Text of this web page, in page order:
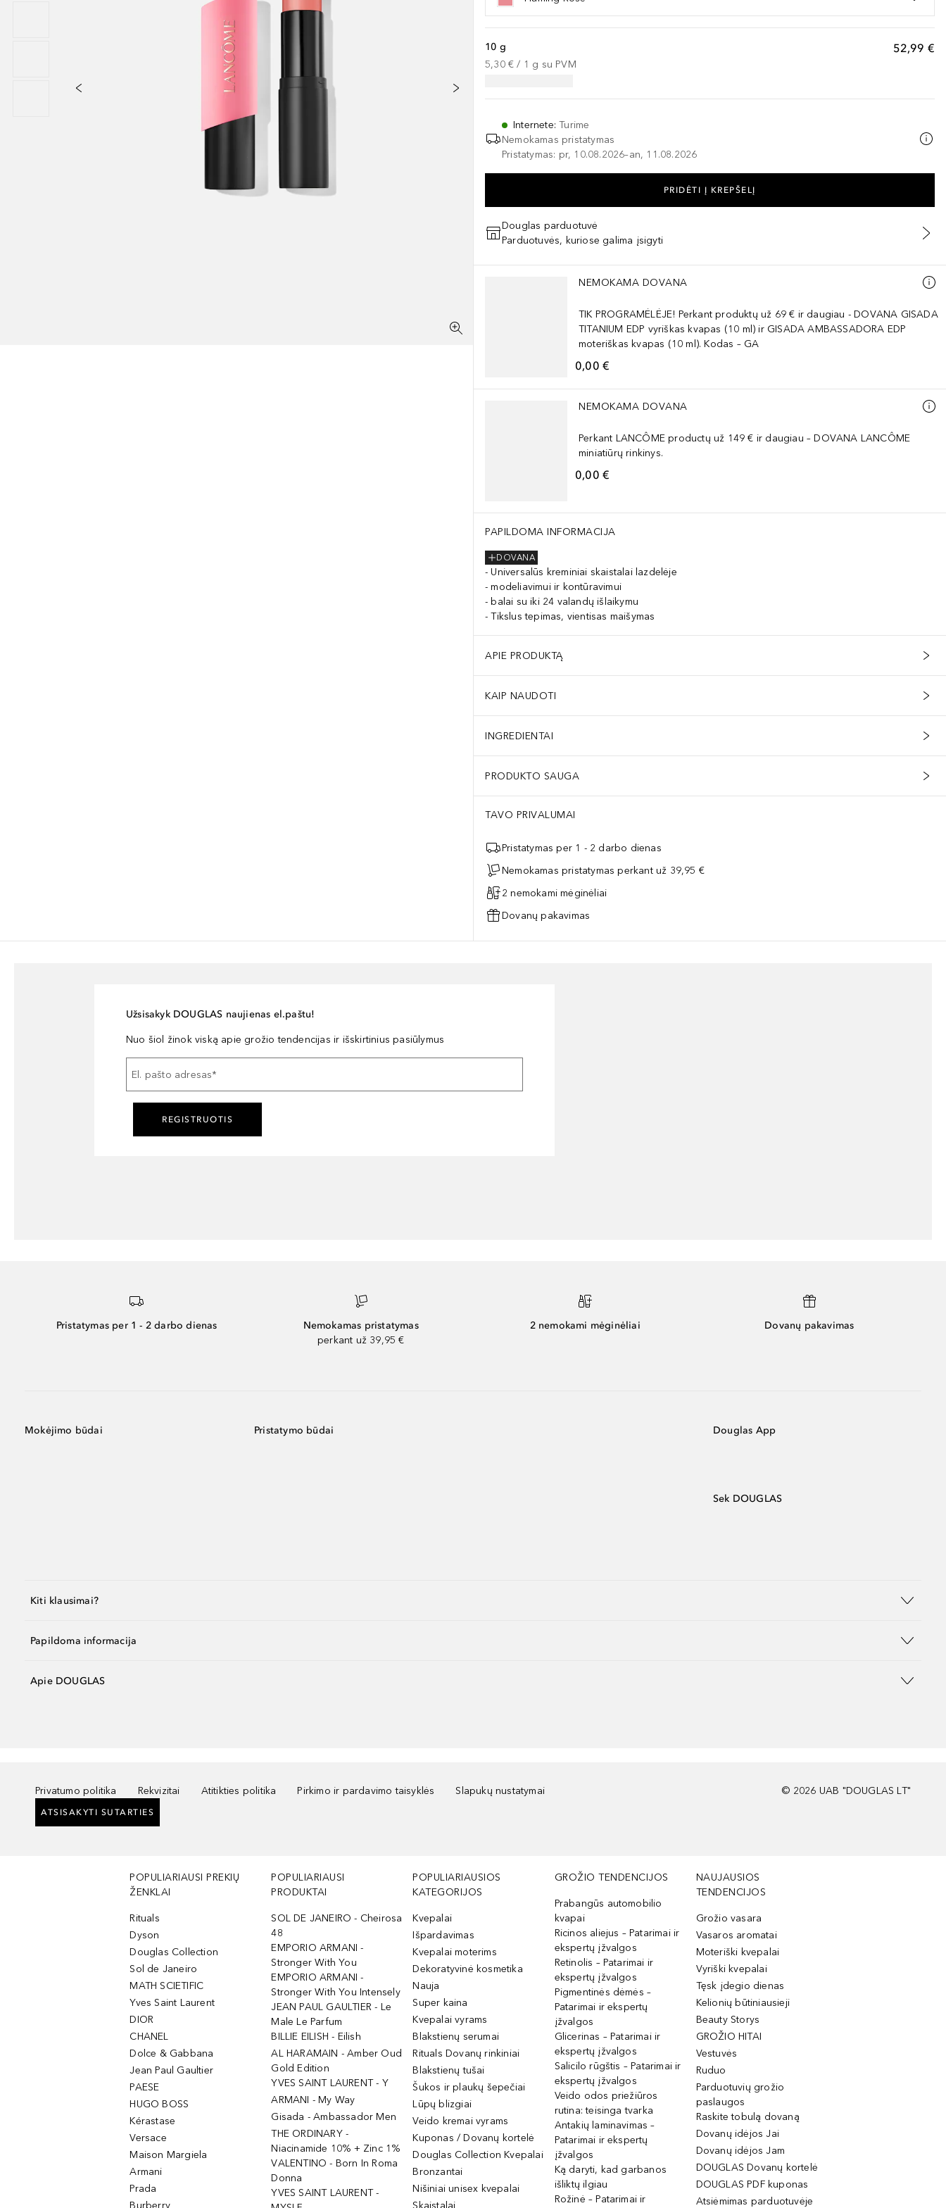
52,99 €
10 g
5,30 € / 1 g su PVM
Internete:Turime
Nemokamas pristatymas
Pristatymas: pr, 10.08.2026–an, 11.08.2026
PRIDĖTI Į KREPŠELĮ
Douglas parduotuvė
Parduotuvės, kuriose galima įsigyti
Praleisti slankiklį
NEMOKAMA DOVANA
TIK PROGRAMĖLĖJE! Perkant produktų už 69 € ir daugiau - DOVANA GISADA
TITANIUM EDP vyriškas kvapas (10 ml) ir GISADA AMBASSADORA EDP
moteriškas kvapas (10 ml). Kodas – GA
0,00 €
Praleisti slankiklį
NEMOKAMA DOVANA
Perkant LANCÔME productų už 149 € ir daugiau – DOVANA LANCÔME
miniatiūrų rinkinys.
0,00 €
PAPILDOMA INFORMACIJA
DOVANA
Universalūs kreminiai skaistalai lazdelėje
modeliavimui ir kontūravimui
balai su iki 24 valandų išlaikymu
Tikslus tepimas, vientisas maišymas
APIE PRODUKTĄ
KAIP NAUDOTI
INGREDIENTAI
PRODUKTO SAUGA
TAVO PRIVALUMAI
Pristatymas per 1 - 2 darbo dienas
Nemokamas pristatymas perkant už 39,95 €
2 nemokami mėginėliai
Dovanų pakavimas
Užsisakyk DOUGLAS naujienas el.paštu!
Nuo šiol žinok viską apie grožio tendencijas ir išskirtinius pasiūlymus
El. pašto adresas*
REGISTRUOTIS
Pristatymas per 1 - 2 darbo dienas
Nemokamas pristatymas
perkant už 39,95 €
2 nemokami mėginėliai Dovanų pakavimas
Mokėjimo būdai Pristatymo būdai Douglas App
Sek DOUGLAS
Kiti klausimai?
Papildoma informacija
Apie DOUGLAS
Privatumo politika Rekvizitai Atitikties politika Pirkimo ir pardavimo taisyklės Slapukų nustatymai
ATSISAKYTI SUTARTIES
© 2026 UAB "DOUGLAS LT"
POPULIARIAUSI PREKIŲ
ŽENKLAI
Rituals
Dyson
Douglas Collection
Sol de Janeiro
MATH SCIETIFIC
Yves Saint Laurent
DIOR
CHANEL
Dolce & Gabbana
Jean Paul Gaultier
PAESE
HUGO BOSS
Kérastase
Versace
Maison Margiela
Armani
Prada
Burberry
POPULIARIAUSI
PRODUKTAI
SOL DE JANEIRO - Cheirosa
48
EMPORIO ARMANI -
Stronger With You
EMPORIO ARMANI -
Stronger With You Intensely
JEAN PAUL GAULTIER - Le
Male Le Parfum
BILLIE EILISH - Eilish
AL HARAMAIN - Amber Oud
Gold Edition
YVES SAINT LAURENT - Y
ARMANI - My Way
Gisada - Ambassador Men
THE ORDINARY -
Niacinamide 10% + Zinc 1%
VALENTINO - Born In Roma
Donna
YVES SAINT LAURENT -
POPULIARIAUSIOS
KATEGORIJOS
Kvepalai
Išpardavimas
Kvepalai moterims
Dekoratyvinė kosmetika
Nauja
Super kaina
Kvepalai vyrams
Blakstienų serumai
Rituals Dovanų rinkiniai
Blakstienų tušai
Šukos ir plaukų šepečiai
Lūpų blizgiai
Veido kremai vyrams
Kuponas / Dovanų kortelė
Douglas Collection Kvepalai
Bronzantai
Nišiniai unisex kvepalai
Skaistalai
GROŽIO TENDENCIJOS
Prabangūs automobilio
kvapai
Ricinos aliejus – Patarimai ir
ekspertų įžvalgos
Retinolis – Patarimai ir
ekspertų įžvalgos
Pigmentinės dėmės –
Patarimai ir ekspertų
įžvalgos
Glicerinas – Patarimai ir
ekspertų įžvalgos
Salicilo rūgštis – Patarimai ir
ekspertų įžvalgos
Veido odos priežiūros
rutina: teisinga tvarka
Antakių laminavimas –
Patarimai ir ekspertų
įžvalgos
Ką daryti, kad garbanos
išliktų ilgiau
Rožinė – Patarimai ir
NAUJAUSIOS
TENDENCIJOS
Grožio vasara
Vasaros aromatai
Moteriški kvepalai
Vyriški kvepalai
Tęsk įdegio dienas
Kelionių būtiniausieji
Beauty Storys
GROŽIO HITAI
Vestuvės
Ruduo
Parduotuvių grožio
paslaugos
Raskite tobulą dovaną
Dovanų idėjos Jai
Dovanų idėjos Jam
DOUGLAS Dovanų kortelė
DOUGLAS PDF kuponas
Atsiėmimas parduotuvėje